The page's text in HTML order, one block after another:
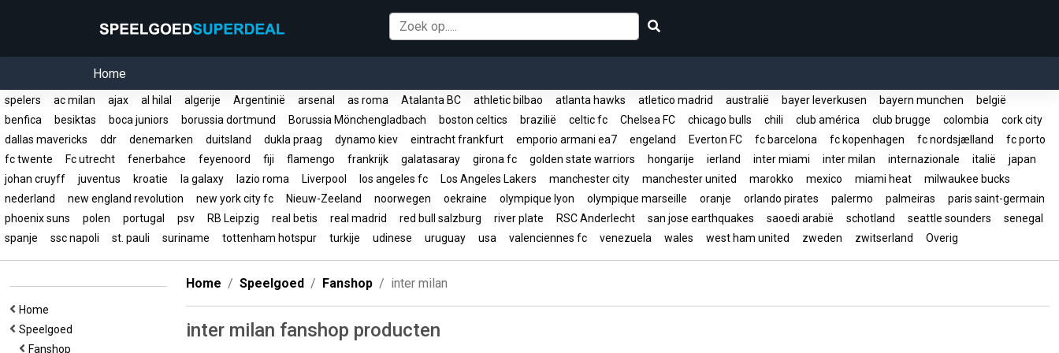
Home
spelers ac milan ajax al hilal algerije Argentinië arsenal as roma Atalanta BC athletic bilbao atlanta hawks atletico madrid australië bayer leverkusen bayern munchen
belgië
benfica
besiktas boca juniors borussia dortmund Borussia Mönchengladbach boston celtics brazilië celtic fc Chelsea FC chicago bulls chili club américa club brugge colombia
cork city
dallas mavericks
ddr denemarken duitsland dukla praag dynamo kiev eintracht frankfurt emporio armani ea7 engeland Everton FC fc barcelona fc kopenhagen fc nordsjælland
fc porto
fc twente
Fc utrecht fenerbahce feyenoord fiji flamengo frankrijk galatasaray girona fc golden state warriors hongarije ierland inter miami inter milan internazionale italië
japan
johan cruyff
juventus kroatie la galaxy lazio roma Liverpool los angeles fc Los Angeles Lakers manchester city manchester united marokko mexico miami heat
milwaukee bucks
nederland
new england revolution new york city fc Nieuw-Zeeland noorwegen oekraine olympique lyon olympique marseille oranje orlando pirates palermo palmeiras
paris saint-germain
phoenix suns
polen portugal psv RB Leipzig real betis real madrid red bull salzburg river plate RSC Anderlecht san jose earthquakes saoedi arabië schotland seattle sounders
senegal
spanje
ssc napoli st. pauli suriname tottenham hotspur turkije udinese uruguay usa valenciennes fc venezuela wales west ham united zweden zwitserland Overig
Home
Speelgoed
Fanshop
Home Speelgoed Fanshop inter milan
inter milan fanshop producten